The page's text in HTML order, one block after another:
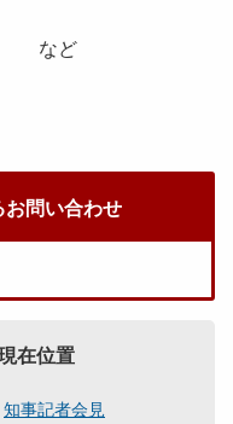
など
お問い合わせ
在位置
知事記者会見